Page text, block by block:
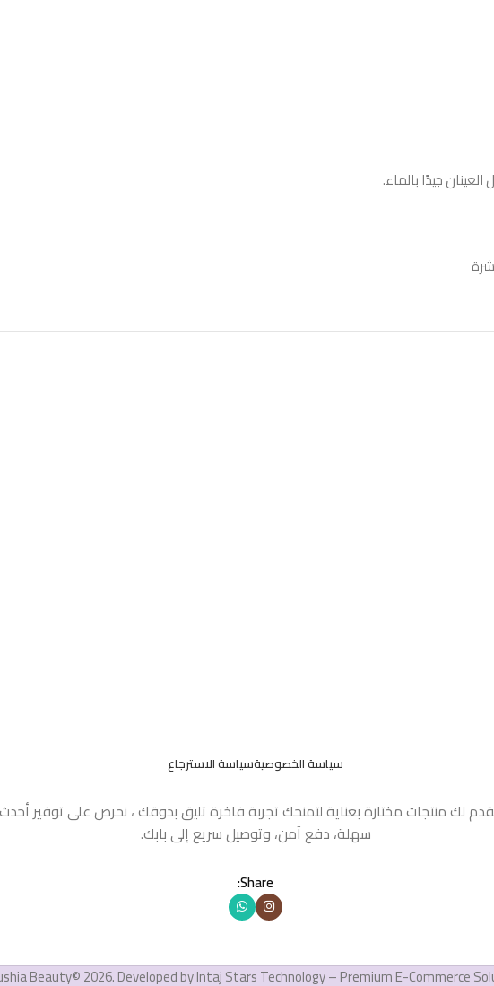
جيدًا بالماء.
سياسة الخصوصيةسياسة الاسترجاع
لك منتجات مختارة بعناية لتمنحك تجربة فاخرة تليق بذوقك ، نحرص على توفير
سهلة، دفع آمن، وتوصيل سريع إلى بابك.
Share:
Beauty© 2026. Developed by Intaj Stars Technology – Premium E-Commerce